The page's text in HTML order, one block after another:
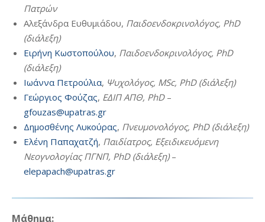
Πατρών
Αλεξάνδρα Eυθυμιάδου, Παιδοενδοκρινολόγος, PhD
(διάλεξη)
Ειρήνη Kωστοπούλου, Παιδοενδοκρινολόγος, PhD
(διάλεξη)
Ιωάννα Πετρούλια, Ψυχολόγος, ΜSc, PhD (διάλεξη)
Γεώργιος Φούζας, ΕΔΙΠ ΑΠΘ, PhD–
gfouzas@upatras.gr
Δημοσθένης Λυκούρας, Πνευμονολόγος, PhD (διάλεξη)
Ελένη Παπαχατζή, Παιδίατρος, Εξειδικευόμενη
Νεογνολογίας ΠΓΝΠ, PhD (διάλεξη)–
elepapach@upatras.gr
Μάθημα: